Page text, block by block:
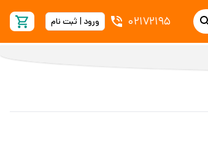
02172195 ورود | ثبت نام